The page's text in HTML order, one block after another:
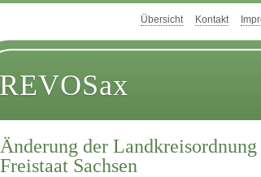
Übersicht Kontakt
REVOSax
Änderung der
Freistaat Sachsen